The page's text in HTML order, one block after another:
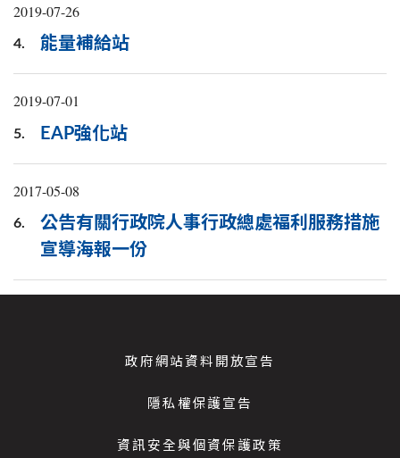
2019-07-26
4. 能量補給站
2019-07-01
5. EAP強化站
2017-05-08
6.
公告有關行政院人事行政總處福利服務措施
宣導海報一份
政府網站資料開放宣告
隱私權保護宣告
資訊安全與個資保護政策